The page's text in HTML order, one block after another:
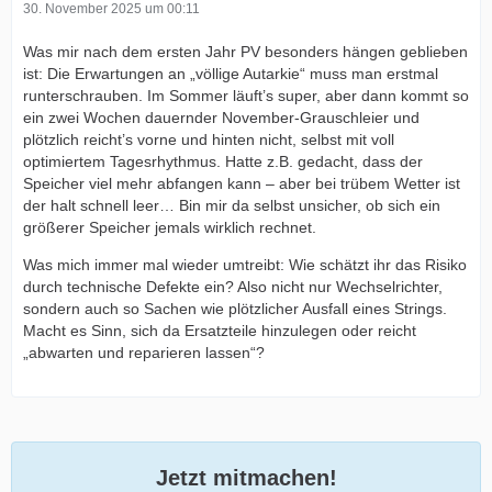
30. November 2025 um 00:11
Was mir nach dem ersten Jahr PV besonders hängen geblieben
ist: Die Erwartungen an „völlige Autarkie“ muss man erstmal
runterschrauben. Im Sommer läuft’s super, aber dann kommt so
ein zwei Wochen dauernder November-Grauschleier und
plötzlich reicht’s vorne und hinten nicht, selbst mit voll
optimiertem Tagesrhythmus. Hatte z.B. gedacht, dass der
Speicher viel mehr abfangen kann – aber bei trübem Wetter ist
der halt schnell leer… Bin mir da selbst unsicher, ob sich ein
größerer Speicher jemals wirklich rechnet.
Was mich immer mal wieder umtreibt: Wie schätzt ihr das Risiko
durch technische Defekte ein? Also nicht nur Wechselrichter,
sondern auch so Sachen wie plötzlicher Ausfall eines Strings.
Macht es Sinn, sich da Ersatzteile hinzulegen oder reicht
„abwarten und reparieren lassen“?
Jetzt mitmachen!